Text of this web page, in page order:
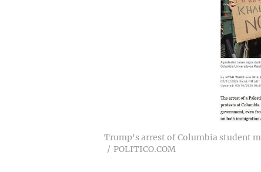
Trump's arrest of Columbia student
POLITICO.COM